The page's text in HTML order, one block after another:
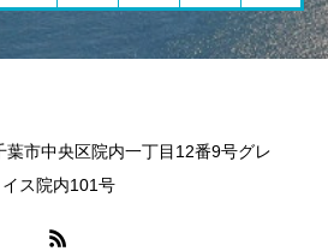
市中央区院内一丁目12番9号グレ
イス院内101号